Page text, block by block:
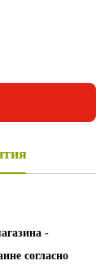
-
согласно